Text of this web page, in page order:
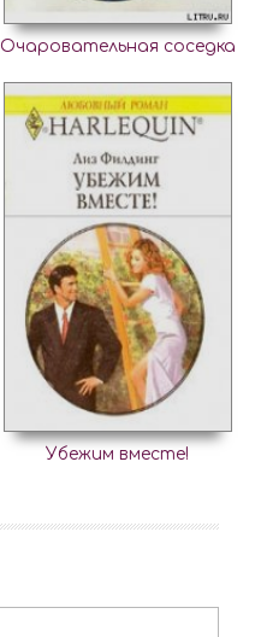
Очаровательная соседка
Убежим вместе!